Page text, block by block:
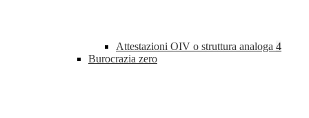
Attestazioni OIV o struttura analoga 4
Burocrazia zero